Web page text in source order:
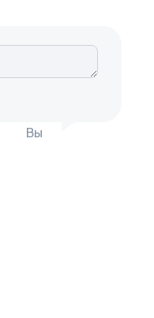
Вы